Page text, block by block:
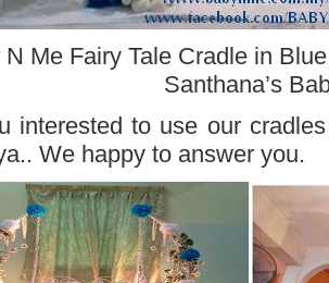
N Me Fairy Tale Cradle in
Santhana’s
interested to use our
We happy to answer you.